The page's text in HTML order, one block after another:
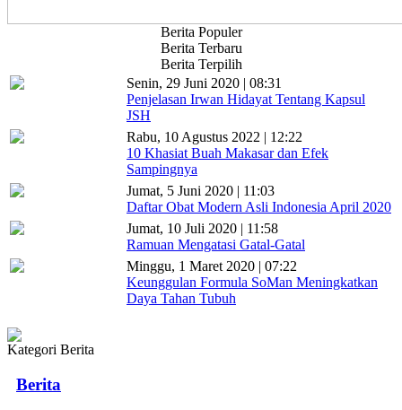
Berita Populer
Berita Terbaru
Berita Terpilih
Senin, 29 Juni 2020 | 08:31
Penjelasan Irwan Hidayat Tentang Kapsul
JSH
Rabu, 10 Agustus 2022 | 12:22
10 Khasiat Buah Makasar dan Efek
Sampingnya
Jumat, 5 Juni 2020 | 11:03
Daftar Obat Modern Asli Indonesia April 2020
Jumat, 10 Juli 2020 | 11:58
Ramuan Mengatasi Gatal-Gatal
Minggu, 1 Maret 2020 | 07:22
Keunggulan Formula SoMan Meningkatkan
Daya Tahan Tubuh
Kategori Berita
Berita